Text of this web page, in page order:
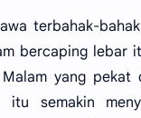
terbahak-
bercaping lebar
yang
semakin